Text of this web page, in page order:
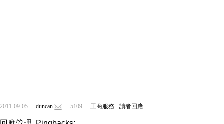
2011-09-05 - duncan - 5109 - 工商服務 - 讀者回應